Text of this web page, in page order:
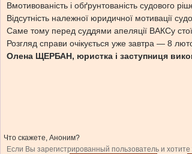
Вмотивованість і обґрунтованість судового
Відсутність належної юридичної мотивації
Саме тому перед суддями апеляції ВАКСу
Розгляд справи очікується уже завтра — 8
Олена ЩЕРБАН, юристка і заступниця
Что скажете, Аноним?
Если Вы зарегистрированный пользователь и